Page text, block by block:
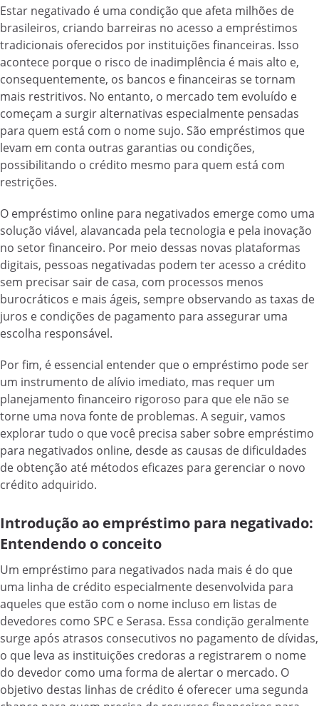
Estar negativado é uma condição que afeta milhões de
brasileiros, criando barreiras no acesso a empréstimos
tradicionais oferecidos por instituições financeiras. Isso
acontece porque o risco de inadimplência é mais alto e,
consequentemente, os bancos e financeiras se tornam
mais restritivos. No entanto, o mercado tem evoluído e
começam a surgir alternativas especialmente pensadas
para quem está com o nome sujo. São empréstimos que
levam em conta outras garantias ou condições,
possibilitando o crédito mesmo para quem está com
restrições.
O empréstimo online para negativados emerge como uma
solução viável, alavancada pela tecnologia e pela inovação
no setor financeiro. Por meio dessas novas plataformas
digitais, pessoas negativadas podem ter acesso a crédito
sem precisar sair de casa, com processos menos
burocráticos e mais ágeis, sempre observando as taxas de
juros e condições de pagamento para assegurar uma
escolha responsável.
Por fim, é essencial entender que o empréstimo pode ser
um instrumento de alívio imediato, mas requer um
planejamento financeiro rigoroso para que ele não se
torne uma nova fonte de problemas. A seguir, vamos
explorar tudo o que você precisa saber sobre empréstimo
para negativados online, desde as causas de dificuldades
de obtenção até métodos eficazes para gerenciar o novo
crédito adquirido.
Introdução ao empréstimo para negativado:
Entendendo o conceito
Um empréstimo para negativados nada mais é do que
uma linha de crédito especialmente desenvolvida para
aqueles que estão com o nome incluso em listas de
devedores como SPC e Serasa. Essa condição geralmente
surge após atrasos consecutivos no pagamento de dívidas,
o que leva as instituições credoras a registrarem o nome
do devedor como uma forma de alertar o mercado. O
objetivo destas linhas de crédito é oferecer uma segunda